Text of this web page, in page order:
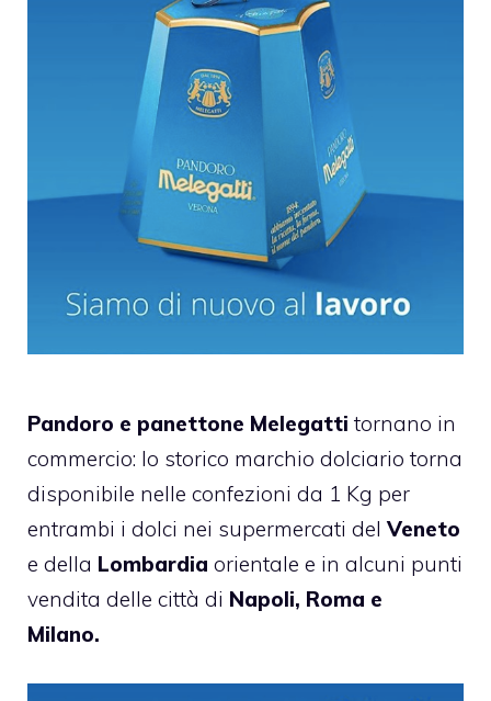
Pandoro e panettone Melegatti tornano in
commercio: lo storico marchio dolciario torna
disponibile nelle confezioni da 1 Kg per
entrambi i dolci nei supermercati delVeneto
e della Lombardia orientale e in alcuni punti
vendita delle città di Napoli, Roma e
Milano.